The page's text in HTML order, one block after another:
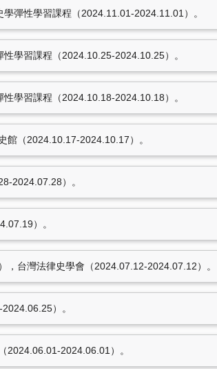
彈性學習課程（2024.11.01-2024.11.01）。
學習課程（2024.10.25-2024.10.25）。
學習課程（2024.10.18-2024.10.18）。
館（2024.10.17-2024.10.17）。
2024.07.28）。
）。
台灣法律史學會（2024.07.12-2024.07.12）。
）。
2024.06.01-2024.06.01）。